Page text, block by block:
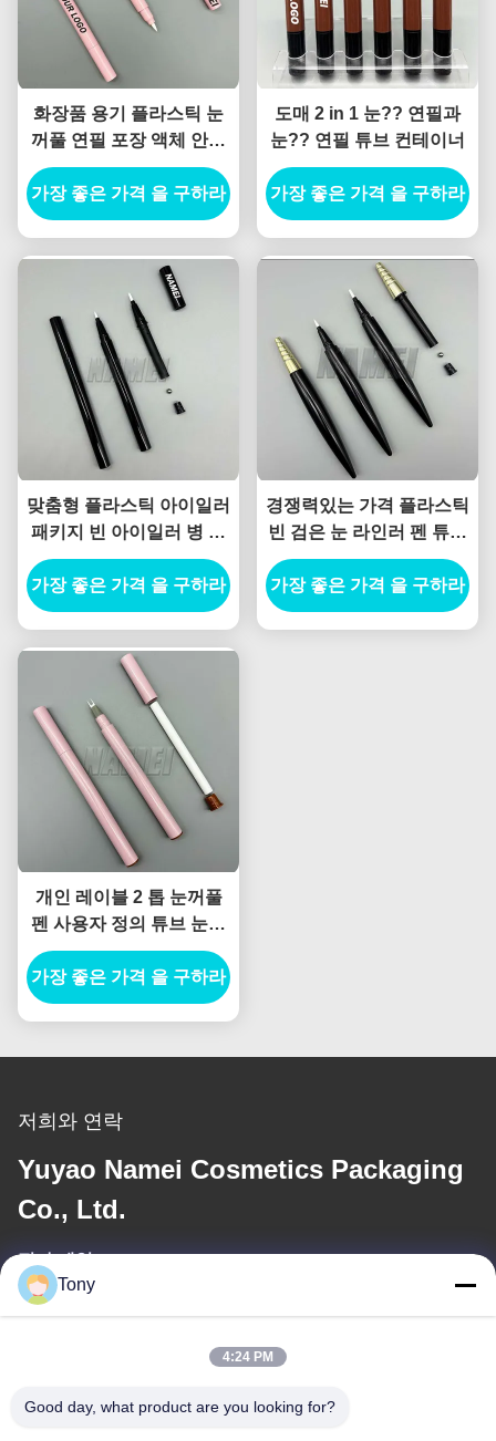
화장품 용기 플라스틱 눈
꺼풀 연필 포장 액체 안구
연필 용기
가장 좋은 가격 을 구하라
도매 2 in 1 눈?? 연필과
눈?? 연필 튜브 컨테이너
가장 좋은 가격 을 구하라
맞춤형 플라스틱 아이일러
패키지 빈 아이일러 병 개
인 로고 빈 아이일러 연필
가장 좋은 가격 을 구하라
경쟁력있는 가격 플라스틱
빈 검은 눈 라인러 펜 튜브
빈 눈 라인러 펜
가장 좋은 가격 을 구하라
개인 레이블 2 톱 눈꺼풀
펜 사용자 정의 튜브 눈꺼
풀 컬렉션 조각 폼드 눈꺼
풀 연필 컨테이너
가장 좋은 가격 을 구하라
저희와 연락
Yuyao Namei Cosmetics Packaging
Co., Ltd.
전자 메일
Tony
4:24 PM
Good day, what product are you looking for?